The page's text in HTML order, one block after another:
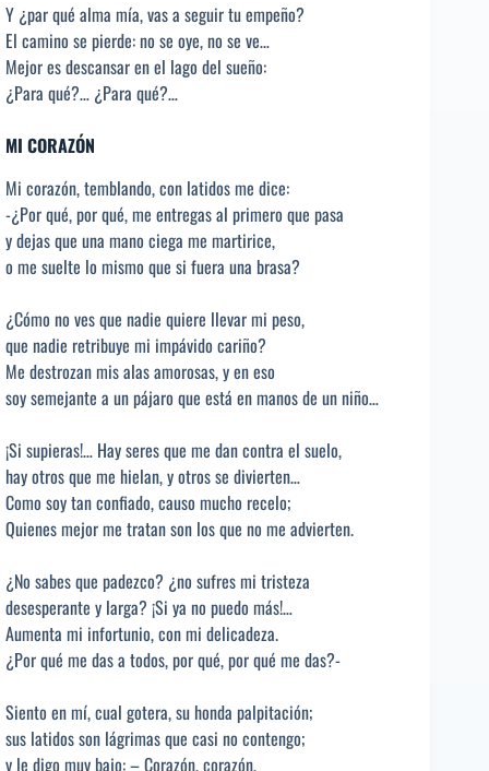
Y ¿par qué alma mía, vas a seguir tu empeño?
El camino se pierde: no se oye, no se ve…
Mejor es descansar en el lago del sueño:
¿Para qué?… ¿Para qué?…
MI CORAZÓN
Mi corazón, temblando, con latidos me dice:
-¿Por qué, por qué, me entregas al primero que pasa
y dejas que una mano ciega me martirice,
o me suelte lo mismo que si fuera una brasa?
¿Cómo no ves que nadie quiere llevar mi peso,
que nadie retribuye mi impávido cariño?
Me destrozan mis alas amorosas, y en eso
soy semejante a un pájaro que está en manos de un niño…
¡Si supieras!… Hay seres que me dan contra el suelo,
hay otros que me hielan, y otros se divierten…
Como soy tan confiado, causo mucho recelo;
Quienes mejor me tratan son los que no me advierten.
¿No sabes que padezco? ¿no sufres mi tristeza
desesperante y larga? ¡Si ya no puedo más!…
Aumenta mi infortunio, con mi delicadeza.
¿Por qué me das a todos, por qué, por qué me das?-
Siento en mí, cual gotera, su honda palpitación;
sus latidos son lágrimas que casi no contengo;
y le digo muy bajo: – Corazón, corazón,